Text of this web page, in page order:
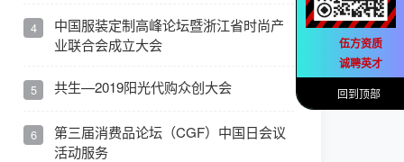
4
中国服装定制高峰论坛暨浙江省时尚产
业联合会成立大会
5 共生—2019阳光代购众创大会
6
第三届消费品论坛（CGF）中国日会议
活动服务
伍方资质
诚聘英才
回到顶部